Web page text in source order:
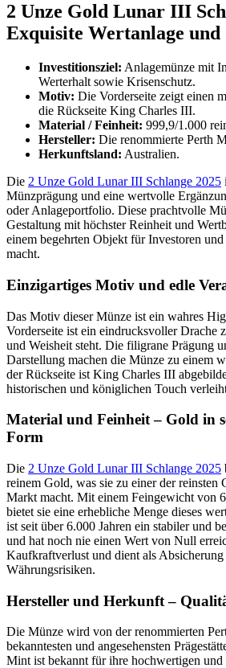
2 Unze Gold Lunar III
Exquisite Wertanlage
Investitionsziel: Anlagemünze mit
Werterhalt sowie Krisenschutz.
Motiv: Die Vorderseite zeigt einen
die Rückseite King Charles III.
Material / Feinheit: 999,9/1.000
Hersteller: Die renommierte Perth
Herkunftsland: Australien.
Die 2 Unze Gold Lunar III Schlange 2025
Münzprägung und eine wertvolle
oder Anlageportfolio. Diese prachtvolle
Gestaltung mit höchster Reinheit und
einem begehrten Objekt für Investoren
macht.
Einzigartiges Motiv und edle
Das Motiv dieser Münze ist ein wahres
Vorderseite ist ein eindrucksvoller Drache
und Weisheit steht. Die filigrane Prägung
Darstellung machen die Münze zu einem
der Rückseite ist King Charles III
historischen und königlichen Touch
Material und Feinheit – Gold in
Form
Die 2 Unze Gold Lunar III Schlange 2025
reinem Gold, was sie zu einer der reinsten
Markt macht. Mit einem Feingewicht von
bietet sie eine erhebliche Menge dieses
ist seit über 6.000 Jahren ein stabiler und
und hat noch nie einen Wert von Null
Kaufkraftverlust und dient als
Währungsrisiken.
Hersteller und Herkunft –
Die Münze wird von der renommierten
bekanntesten und angesehensten
Mint ist bekannt für ihre hochwertigen und